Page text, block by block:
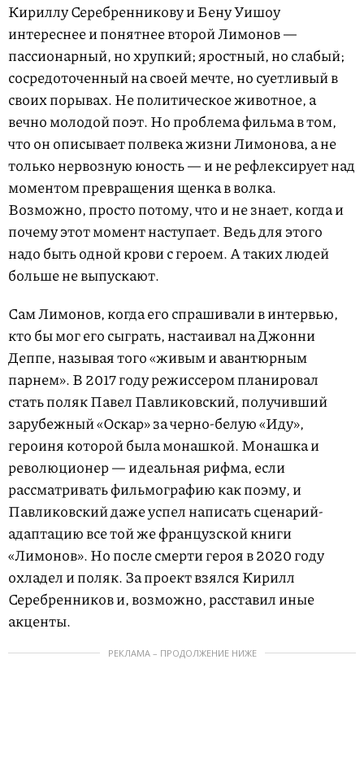
Кириллу Серебренникову и Бену Уишоу
интереснее и понятнее второй Лимонов —
пассионарный, но хрупкий; яростный, но слабый;
сосредоточенный на своей мечте, но суетливый в
своих порывах. Не политическое животное, а
вечно молодой поэт. Но проблема фильма в том,
что он описывает полвека жизни Лимонова, а не
только нервозную юность — и не рефлексирует над
моментом превращения щенка в волка.
Возможно, просто потому, что и не знает, когда и
почему этот момент наступает. Ведь для этого
надо быть одной крови с героем. А таких людей
больше не выпускают.
Сам Лимонов, когда его спрашивали в интервью,
кто бы мог его сыграть, настаивал на Джонни
Деппе, называя того «живым и авантюрным
парнем». В 2017 году режиссером планировал
стать поляк Павел Павликовский, получивший
зарубежный «Оскар» за черно-белую «Иду»,
героиня которой была монашкой. Монашка и
революционер — идеальная рифма, если
рассматривать фильмографию как поэму, и
Павликовский даже успел написать сценарий-
адаптацию все той же французской книги
«Лимонов». Но после смерти героя в 2020 году
охладел и поляк. За проект взялся Кирилл
Серебренников и, возможно, расставил иные
акценты.
РЕКЛАМА – ПРОДОЛЖЕНИЕ НИЖЕ